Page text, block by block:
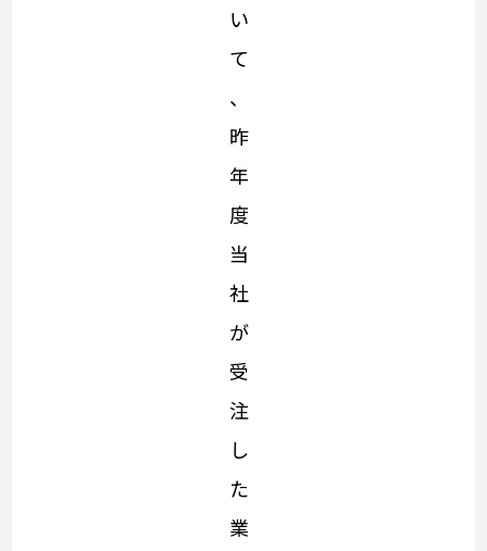
い
て
、
昨
年
度
当
社
が
受
注
し
た
業